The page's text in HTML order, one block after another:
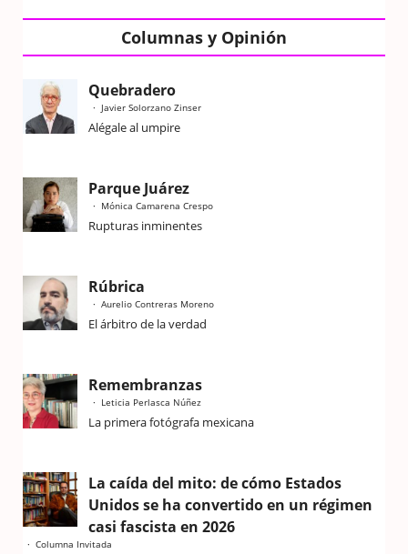
Columnas y Opinión
Quebradero
Javier Solorzano Zinser
Alégale al umpire
Parque Juárez
Mónica Camarena Crespo
Rupturas inminentes
Rúbrica
Aurelio Contreras Moreno
El árbitro de la verdad
Remembranzas
Leticia Perlasca Núñez
La primera fotógrafa mexicana
La caída del mito: de cómo Estados
Unidos se ha convertido en un régimen
casi fascista en 2026
Columna Invitada